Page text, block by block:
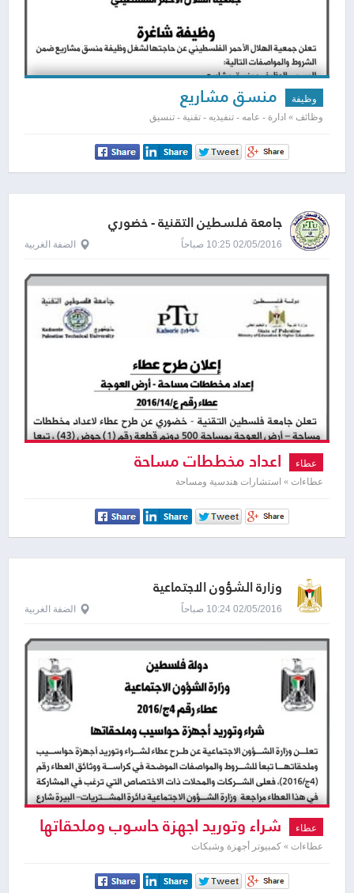
وظيفة منسق مشاريع
وظائف » ادارة - عامه - تنفيذيه - تقنية - تنسيق
جامعة فلسطين التقنية - خضوري
02/05/2016 10:25 صباحاً الضفة الغربية
عطاء اعداد مخططات مساحة
عطاءات » استشارات هندسية ومساحة
وزارة الشؤون الاجتماعية
02/05/2016 10:24 صباحاً الضفة الغربية
عطاء شراء وتوريد اجهزة حاسوب وملحقاتها
عطاءات » كمبيوتر أجهزة وشبكات